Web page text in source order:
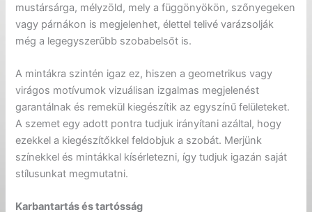
mustársárga, mélyzöld, mely a függönyökön, szőnyegeken
vagy párnákon is megjelenhet, élettel telivé varázsolják
még a legegyszerűbb szobabelsőt is.
A mintákra szintén igaz ez, hiszen a geometrikus vagy
virágos motívumok vizuálisan izgalmas megjelenést
garantálnak és remekül kiegészítik az egyszínű felületeket.
A szemet egy adott pontra tudjuk irányítani azáltal, hogy
ezekkel a kiegészítőkkel feldobjuk a szobát. Merjünk
színekkel és mintákkal kísérletezni, így tudjuk igazán saját
stílusunkat megmutatni.
Karbantartás és tartósság